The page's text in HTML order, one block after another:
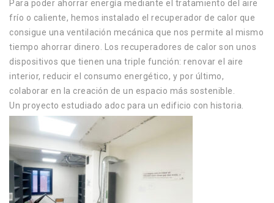
Para poder ahorrar energía mediante el tratamiento del aire
frío o caliente, hemos instalado el recuperador de calor que
consigue una ventilación mecánica que nos permite al mismo
tiempo ahorrar dinero. Los recuperadores de calor son unos
dispositivos que tienen una triple función: renovar el aire
interior, reducir el consumo energético, y por último,
colaborar en la creación de un espacio más sostenible.
Un proyecto estudiado adoc para un edificio con historia.